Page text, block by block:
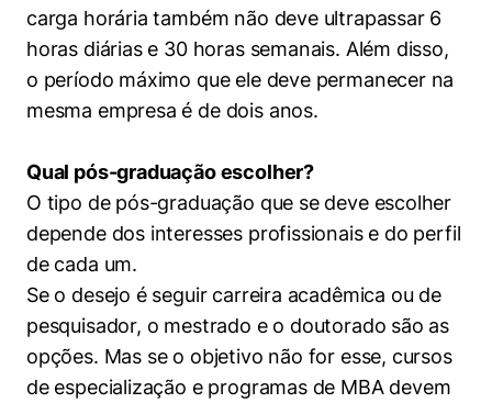
carga horária também não deve ultrapassar 6
horas diárias e 30 horas semanais. Além disso,
o período máximo que ele deve permanecer na
mesma empresa é de dois anos.
Qual pós-graduação escolher?
O tipo de pós-graduação que se deve escolher
depende dos interesses profissionais e do perfil
de cada um.
Se o desejo é seguir carreira acadêmica ou de
pesquisador, o mestrado e o doutorado são as
opções. Mas se o objetivo não for esse, cursos
de especialização e programas de MBA devem